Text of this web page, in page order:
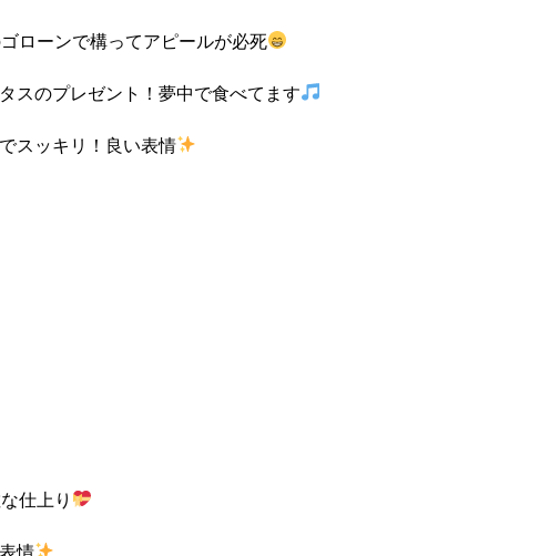
ローンで構ってアピールが必死
スのプレゼント！夢中で食べてます
スッキリ！良い表情
仕上り
情